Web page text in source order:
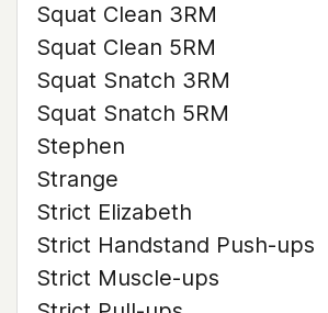
Squat Clean 3RM
Squat Clean 5RM
Squat Snatch 3RM
Squat Snatch 5RM
Stephen
Strange
Strict Elizabeth
Strict Handstand Push-ups
Strict Muscle-ups